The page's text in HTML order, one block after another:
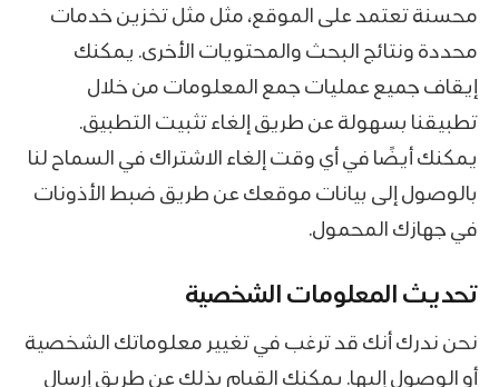
محسنة تعتمد على الموقع، مثل مثل تخزين خدمات
محددة ونتائج البحث والمحتويات الأخرى. يمكنك
إيقاف جميع عمليات جمع المعلومات من خلال
تطبيقنا بسهولة عن طريق إلغاء تثبيت التطبيق.
يمكنك أيضًا في أي وقت إلغاء الاشتراك في السماح لنا
بالوصول إلى بيانات موقعك عن طريق ضبط الأذونات
في جهازك المحمول.
تحديث المعلومات الشخصية
نحن ندرك أنك قد ترغب في تغيير معلوماتك الشخصية
أو الوصول إليها. يمكنك القيام بذلك عن طريق إرسال